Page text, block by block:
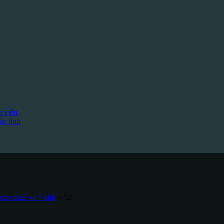
viên
tỉnh
thuê xe 7 chỗ